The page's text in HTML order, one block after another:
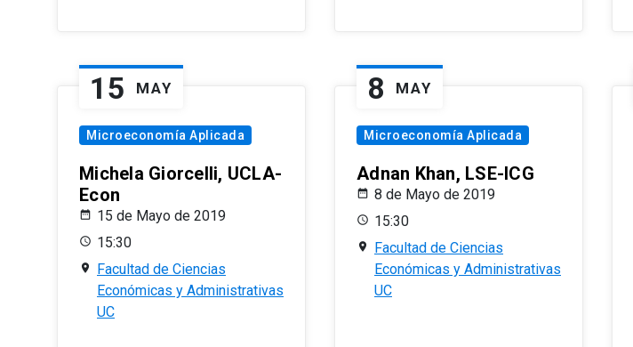
15 MAY
Microeconomía Aplicada
Michela Giorcelli, UCLA-
Econ
15 de Mayo de 2019
15:30
Facultad de Ciencias
Económicas y Administrativas
UC
8 MAY
Microeconomía Aplicada
Adnan Khan, LSE-ICG
8 de Mayo de 2019
15:30
Facultad de Ciencias
Económicas y Administrativas
UC